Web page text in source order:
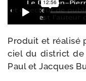
Produit et réa­li­sé
ciel du dis­trict de
Paul et Jacques